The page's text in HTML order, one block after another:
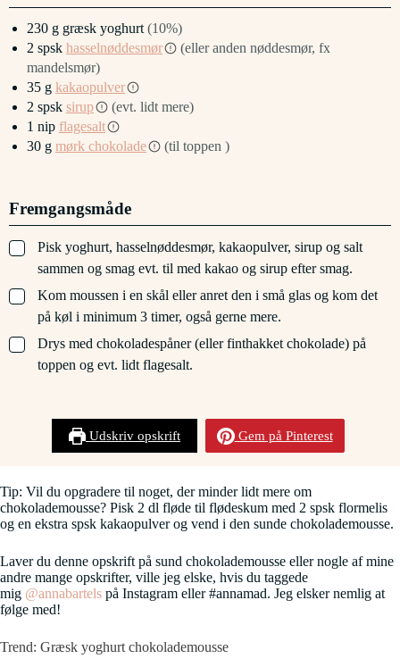
230 g græsk yoghurt (10%)
2 spsk hasselnøddesmør
(eller anden nøddesmør, fx
mandelsmør)
35 g kakaopulver
2 spsk sirup
(evt. lidt mere)
1 nip flagesalt
30 g mørk chokolade (til toppen )
Fremgangsmåde
▢
Pisk yoghurt, hasselnøddesmør, kakaopulver, sirup og salt
sammen og smag evt. til med kakao og sirup efter smag.
▢
Kom moussen i en skål eller anret den i små glas og kom det
på køl i minimum 3 timer, også gerne mere.
▢
Drys med chokoladespåner (eller finthakket chokolade) på
toppen og evt. lidt flagesalt.
Udskriv opskrift Gem på Pinterest
Tip: Vil du opgradere til noget, der minder lidt mere om
chokolademousse? Pisk 2 dl fløde til flødeskum med 2 spsk flormelis
og en ekstra spsk kakaopulver og vend i den sunde chokolademousse.
Laver du denne opskrift på sund chokolademousse eller nogle af mine
andre mange opskrifter, ville jeg elske, hvis du taggede
mig @annabartels på Instagram eller #annamad. Jeg elsker nemlig at
følge med!
Trend: Græsk yoghurt chokolademousse